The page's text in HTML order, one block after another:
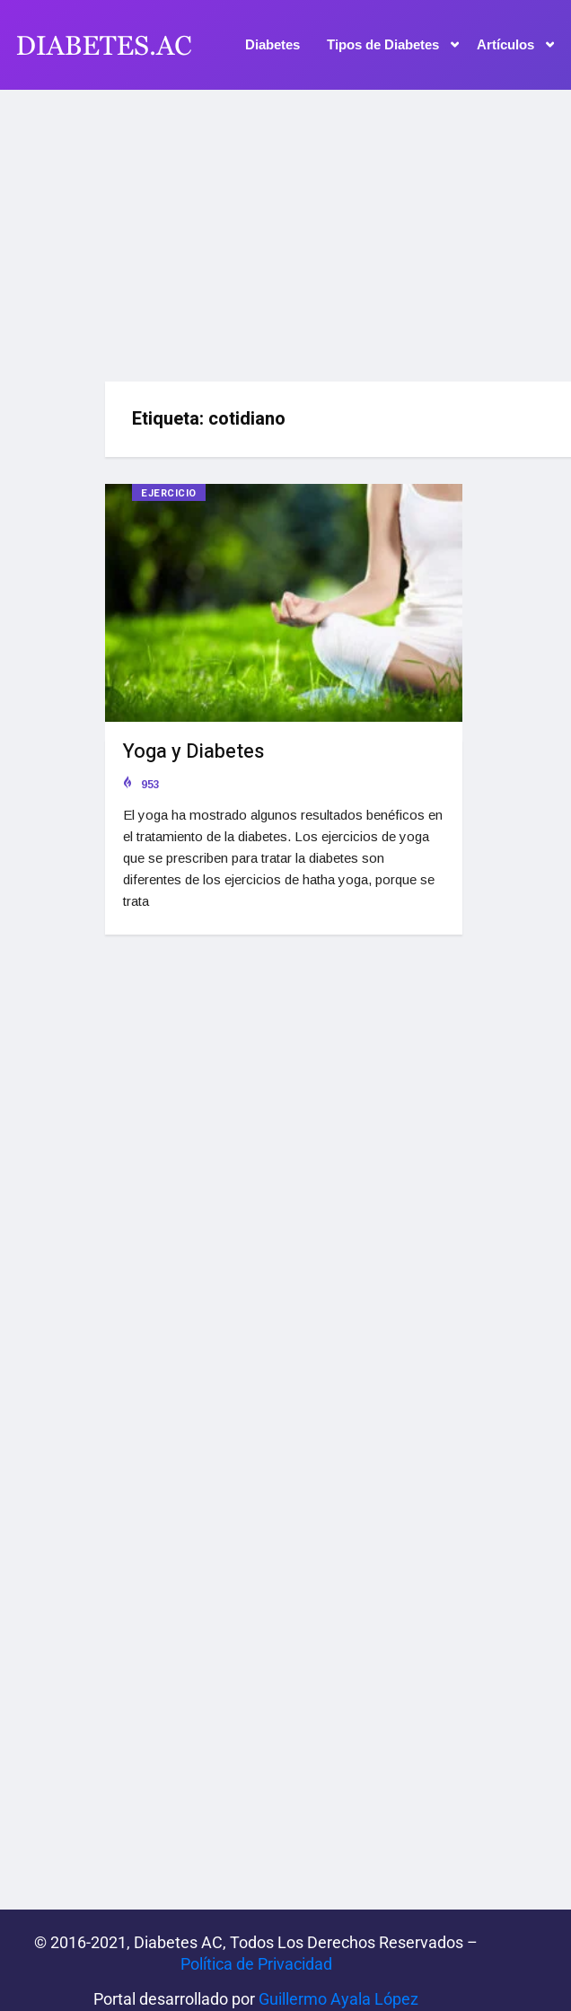
Diabetes Tipos de Diabetes Artículos
Etiqueta: cotidiano
EJERCICIO
Yoga y Diabetes
953
El yoga ha mostrado algunos resultados benéficos en
el tratamiento de la diabetes. Los ejercicios de yoga
que se prescriben para tratar la diabetes son
diferentes de los ejercicios de hatha yoga, porque se
trata
© 2016-2021, Diabetes AC, Todos Los Derechos Reservados –
Política de Privacidad‌­
Portal desarrollado por Guillermo Ayala López